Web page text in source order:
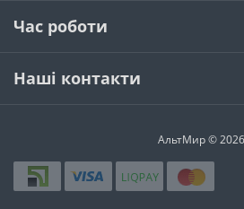
Час роботи
Наші контакти
АльтМир © 2026